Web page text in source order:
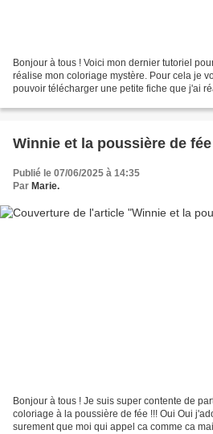
Bonjour à tous ! Voici mon dernier tutoriel
réalise mon coloriage mystère. Pour cela je
pouvoir télécharger une petite fiche que j'ai
Winnie et la poussière de
Publié le 07/06/2025 à 14:35
Par Marie.
Bonjour à tous ! Je suis super contente de
coloriage à la poussière de fée !!! Oui Oui
surement que moi qui appel ca comme ca